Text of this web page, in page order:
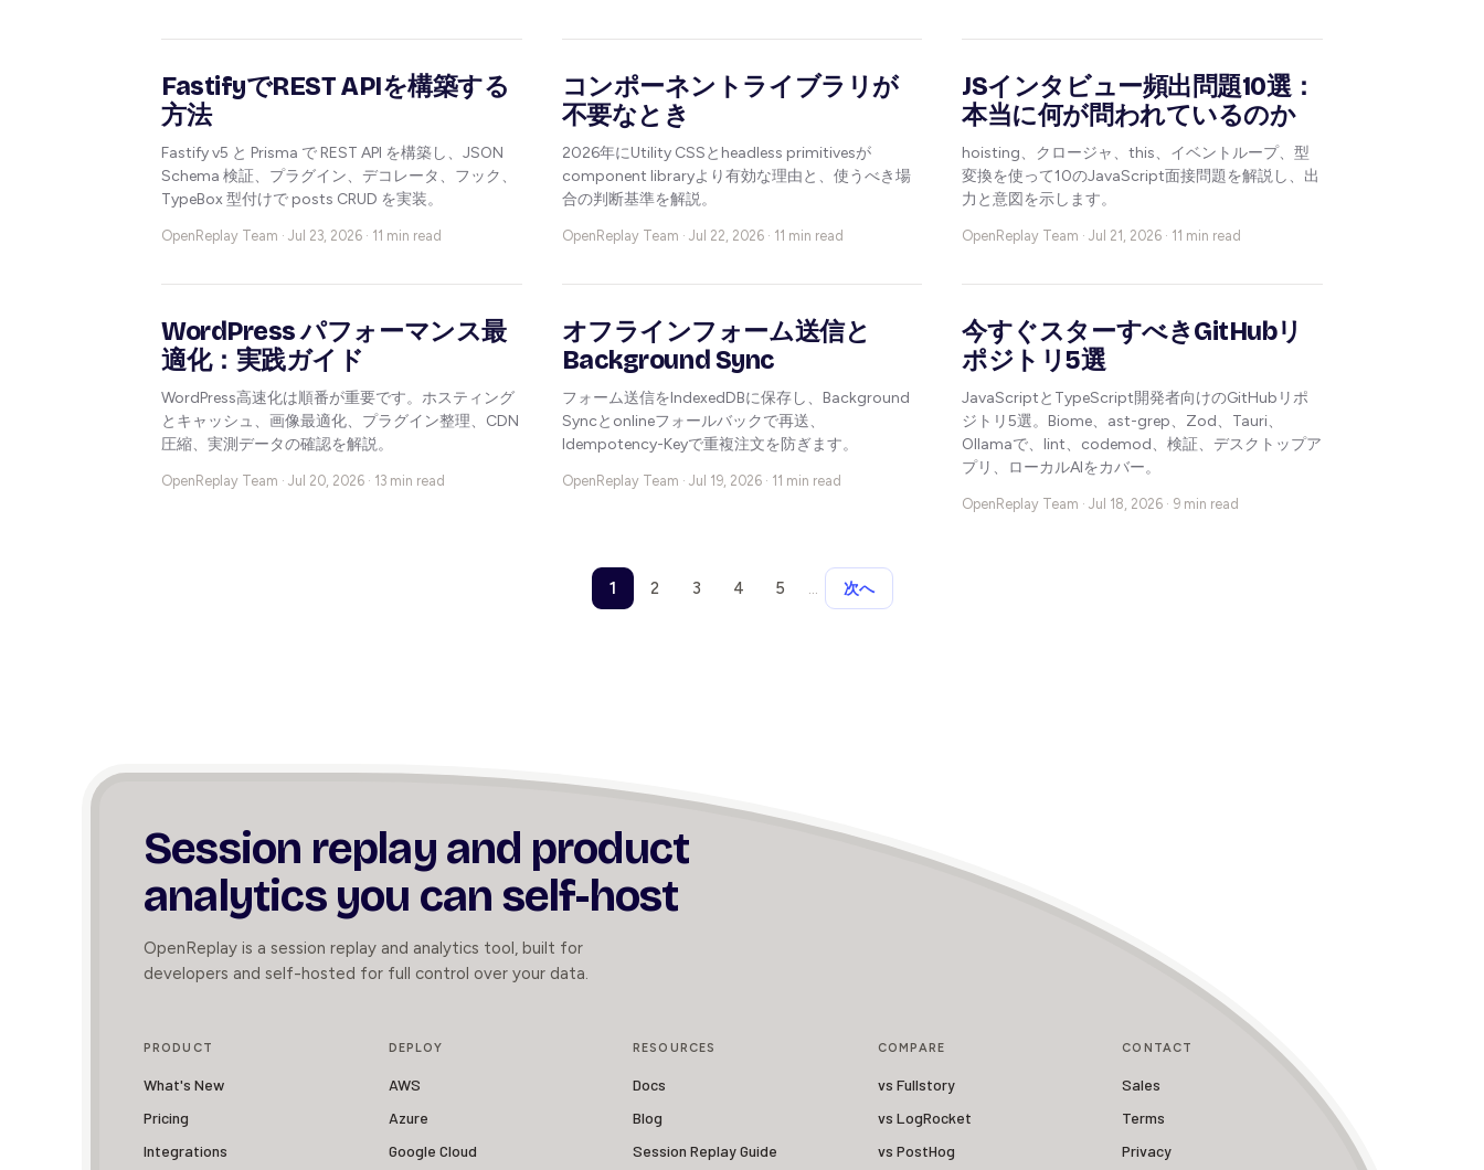
FastifyでREST APIを構築する
方法
Fastify v5 と Prisma で REST API を構築し、JSON
Schema 検証、プラグイン、デコレータ、フック、
TypeBox 型付けで posts CRUD を実装。
OpenReplay Team · Jul 23, 2026 · 11 min read
コンポーネントライブラリが
不要なとき
2026年にUtility CSSとheadless primitivesが
component libraryより有効な理由と、使うべき場
合の判断基準を解説。
OpenReplay Team · Jul 22, 2026 · 11 min read
JSインタビュー頻出問題10選：
本当に何が問われているのか
hoisting、クロージャ、this、イベントループ、型
変換を使って10のJavaScript面接問題を解説し、出
力と意図を示します。
OpenReplay Team ·Jul 21, 2026 · 11 min read
WordPress パフォーマンス最
適化：実践ガイド
WordPress高速化は順番が重要です。ホスティング
とキャッシュ、画像最適化、プラグイン整理、CDN
圧縮、実測データの確認を解説。
OpenReplay Team · Jul 20, 2026 · 13 min read
オフラインフォーム送信と
Background Sync
フォーム送信をIndexedDBに保存し、Background
Syncとonlineフォールバックで再送、
Idempotency-Keyで重複注文を防ぎます。
OpenReplay Team · Jul 19, 2026 · 11 min read
今すぐスターすべきGitHubリ
ポジトリ5選
JavaScriptとTypeScript開発者向けのGitHubリポ
ジトリ5選。Biome、ast-grep、Zod、Tauri、
Ollamaで、lint、codemod、検証、デスクトップア
プリ、ローカルAIをカバー。
OpenReplay Team ·Jul 18, 2026 · 9 min read
1 2 3 4 5 … 次へ
Session replay and product
analytics you can self-host
OpenReplay is a session replay and analytics tool, built for
developers and self-hosted for full control over your data.
PRODUCT
What's New
Pricing
Integrations
DEPLOY
AWS
Azure
Google Cloud
RESOURCES
Docs
Blog
Session Replay Guide
COMPARE
vs Fullstory
vs LogRocket
vs PostHog
CONTACT
Sales
Terms
Privacy